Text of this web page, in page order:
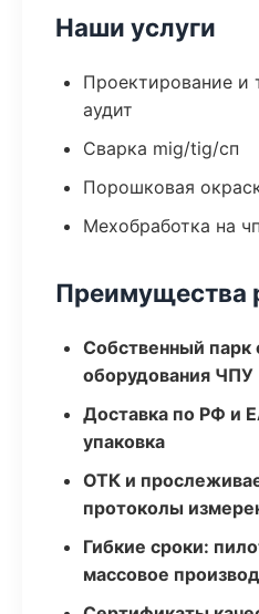
Наши услуги
Проектирование и
аудит
Сварка mig/tig/сп
Порошковая
Мехобработка на
Преимущества
Собственный парк
оборудования ЧПУ
Доставка по РФ и
упаковка
ОТК и
протоколы
Гибкие сроки:
массовое